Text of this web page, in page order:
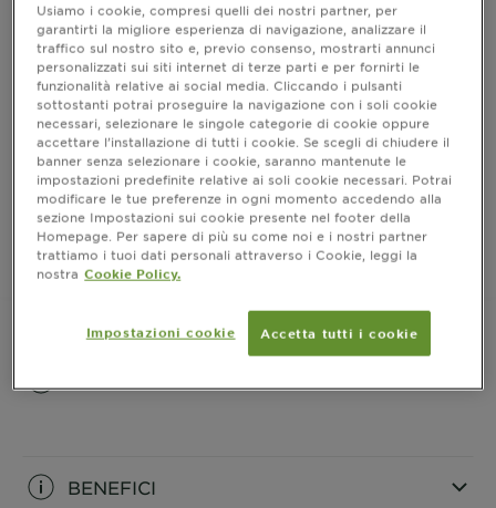
Scopri la nuova colorazione permanente Garnier
Color Sensation, la sua formula vegana arricchita con
olio di rosa e pigmenti intensi dona un colore
luminoso e vibrante che dura fino a 10 settimane.
MOSTRA DI PIÙ
ACQUISTA ORA
Dove acquistare
BENEFICI
Usiamo i cookie, compresi quelli dei nostri partner, per
garantirti la migliore esperienza di navigazione, analizzare il
traffico sul nostro sito e, previo consenso, mostrarti annunci
personalizzati sui siti internet di terze parti e per fornirti le
funzionalità relative ai social media. Cliccando i pulsanti
sottostanti potrai proseguire la navigazione con i soli cookie
necessari, selezionare le singole categorie di cookie oppure
accettare l’installazione di tutti i cookie. Se scegli di chiudere il
banner senza selezionare i cookie, saranno mantenute le
impostazioni predefinite relative ai soli cookie necessari. Potrai
modificare le tue preferenze in ogni momento accedendo alla
sezione Impostazioni sui cookie presente nel footer della
Homepage. Per sapere di più su come noi e i nostri partner
trattiamo i tuoi dati personali attraverso i Cookie, leggi la
nostra Cookie Policy.
Impostazioni cookie Accetta tutti i cookie